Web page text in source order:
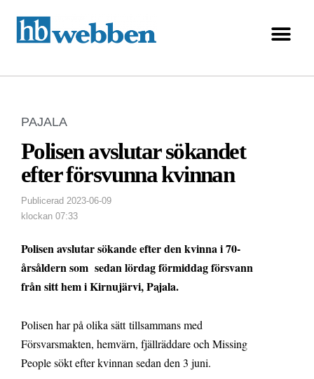
PAJALA
Polisen avslutar sökandet
efter försvunna kvinnan
Publicerad 2023-06-09
klockan 07:33
Polisen avslutar sökande efter den kvinna i 70-
årsåldern som sedan lördag förmiddag försvann
från sitt hem i Kirnujärvi, Pajala.
Polisen har på olika sätt tillsammans med
Försvarsmakten, hemvärn, fjällräddare och Missing
People sökt efter kvinnan sedan den 3 juni.